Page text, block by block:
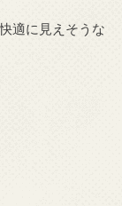
適に見えそうな